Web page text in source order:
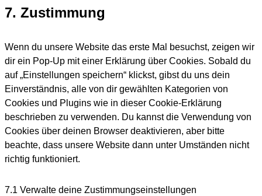
7. Zustimmung
Wenn du unsere Website das erste Mal besuchst, zeigen wir
dir ein Pop-Up mit einer Erklärung über Cookies. Sobald du
auf „Einstellungen speichern“ klickst, gibst du uns dein
Einverständnis, alle von dir gewählten Kategorien von
Cookies und Plugins wie in dieser Cookie-Erklärung
beschrieben zu verwenden. Du kannst die Verwendung von
Cookies über deinen Browser deaktivieren, aber bitte
beachte, dass unsere Website dann unter Umständen nicht
richtig funktioniert.
7.1 Verwalte deine Zustimmungseinstellungen